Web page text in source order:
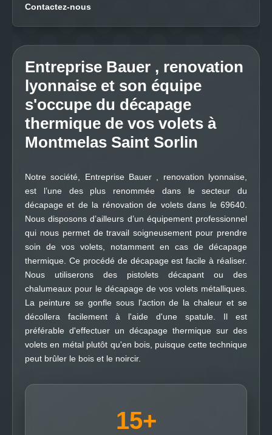
Contactez-nous
Entreprise Bauer , renovation
lyonnaise et son équipe
s'occupe du décapage
thermique de vos volets à
Montmelas Saint Sorlin
Notre société, Entreprise Bauer , renovation lyonnaise,
est l’une des plus renommée dans le secteur du
décapage et de la rénovation de volets dans le 69640.
Nous disposons d’ailleurs d’un équipement professionnel
qui nous permet de travail soigneusement pour prendre
soin de vos volets, notamment en cas de décapage
thermique. Ce procédé de décapage est facile à réaliser.
Nous utiliserons des pistolets décapant ou des
chalumeaux pour le décapage de vos volets métalliques.
La peinture se gonfle sous l'action de la chaleur et se
décollera facilement à l'aide d'une spatule. Il est
préférable d'effectuer un décapage thermique sur des
volets en métal plutôt qu'en bois, puisque cette technique
peut brûler le bois et le noircir.
15+